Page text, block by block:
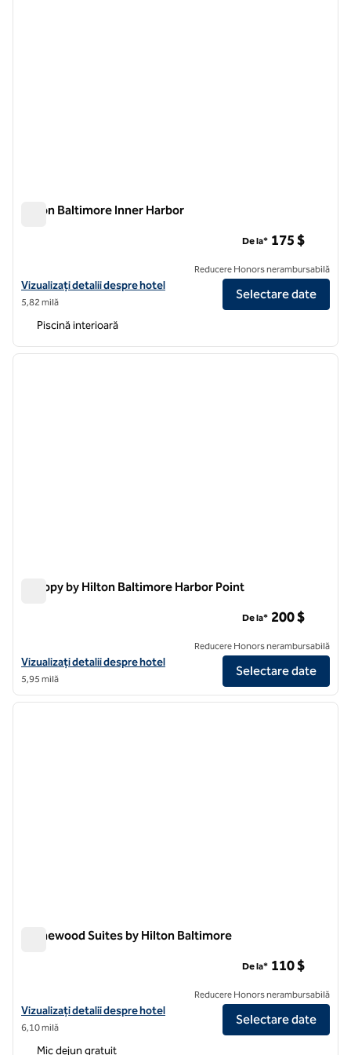
Hilton Baltimore Inner Harbor
Vizualizați detaliile hotelului Hilton Baltimore Inner Harbor
Vizualizați detalii despre hotel
5,82 milă
De la* 175 $
Reducere Honors nerambursabilă
Selectare date
Piscină interioară
1 din 12
Canopy by Hilton Baltimore Harbor Point
Vizualizați detaliile hotelului Canopy by Hilton Baltimore Harbor Point
Vizualizați detalii despre hotel
5,95 milă
De la* 200 $
Reducere Honors nerambursabilă
Selectare date
1/12
1 din 12
Homewood Suites by Hilton Baltimore
Vizualizați detaliile hotelului pentru Homewood Suites by Hilton
Vizualizați detalii despre hotel
6,10 milă
De la* 110 $
Reducere Honors nerambursabilă
Selectare date
Mic dejun gratuit